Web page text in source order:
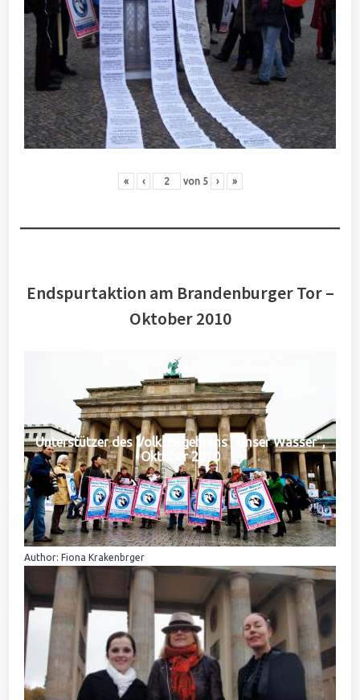
« ‹ von 5 › »
Endspurtaktion am Brandenburger Tor –
Oktober 2010
Unterstützer des Volksbegehrens "Unser Wasser",
Oktober 2010
Author: Fiona Krakenbrger